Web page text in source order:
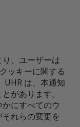
、ユーザーは
ッキーに関する
UHR は、本通知
があります。
にすべてのウ
れらの変更を